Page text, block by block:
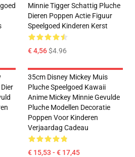
Minnie Tigger Schattig Pluche
Dieren Poppen Actie Figuur
Speelgoed Kinderen Kerst
€ 4,56$4.96
35cm Disney Mickey Muis
Pluche Speelgoed Kawaii
Anime Mickey Minnie Gevulde
Pluche Modellen Decoratie
Poppen Voor Kinderen
Verjaardag Cadeau
€ 15,53 - € 17,45